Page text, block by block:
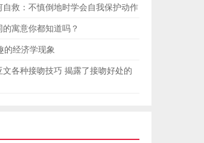
自救：不慎倒地时学会自我保护动作
寓意你都知道吗？
的经济学现象
各种接吻技巧 揭露了接吻好处的